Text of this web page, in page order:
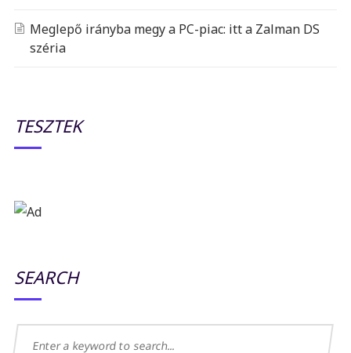
Meglepő irányba megy a PC-piac: itt a Zalman DS
széria
TESZTEK
SEARCH